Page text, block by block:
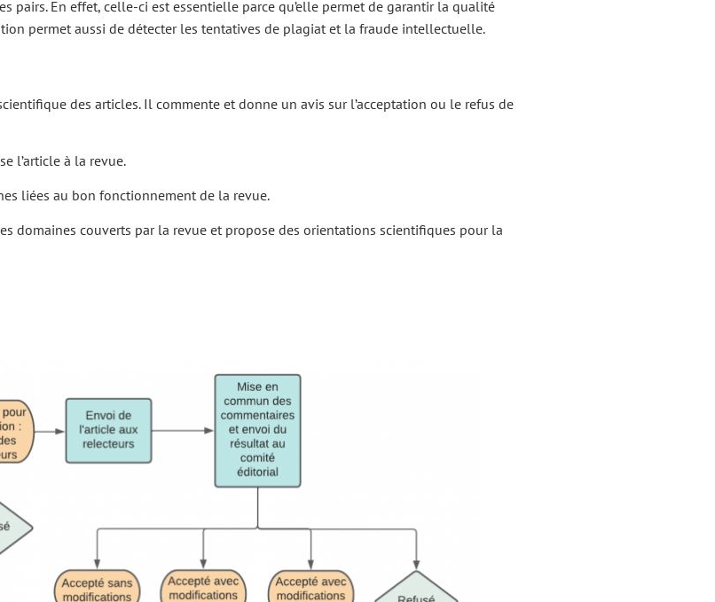
pairs. En effet, celle-ci est essentielle parce qu’elle permet de garantir la qualité
permet aussi de détecter les tentatives de plagiat et la fraude intellectuelle.
des articles. Il commente et donne un avis sur l’acceptation ou le refus de
l’article à la revue.
liées au bon fonctionnement de la revue.
domaines couverts par la revue et propose des orientations scientifiques pour la